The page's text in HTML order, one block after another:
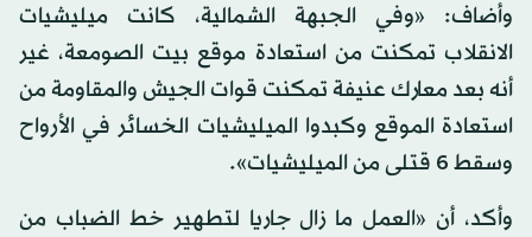
وأضاف: «وفي الجبهة الشمالية، كانت ميليشيات
الانقلاب تمكنت من استعادة موقع بيت الصومعة، غير
أنه بعد معارك عنيفة تمكنت قوات الجيش والمقاومة من
استعادة الموقع وكبدوا الميليشيات الخسائر في الأرواح
وسقط 6 قتلى من الميليشيات».
وأكد، أن «العمل ما زال جاريا لتطهير خط الضباب من